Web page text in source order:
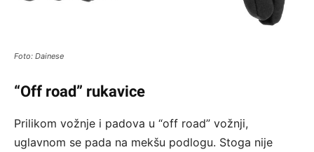
Foto: Dainese
“Off road” rukavice
Prilikom vožnje i padova u “off road” vožnji,
uglavnom se pada na mekšu podlogu. Stoga nije